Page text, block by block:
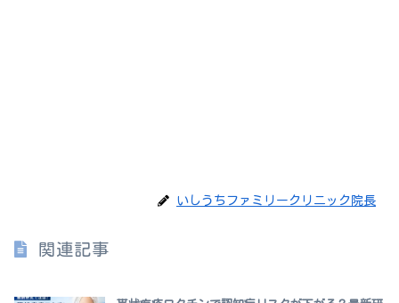
いしうちファミリークリニック院長
関連記事